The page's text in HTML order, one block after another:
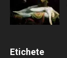
Etichete